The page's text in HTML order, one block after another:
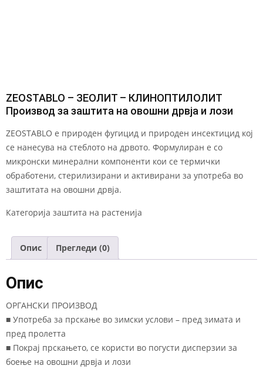
ZEOSTABLO – ЗЕОЛИТ – КЛИНОПТИЛОЛИТ
Производ за заштита на овошни дрвја и лози
ZEOSTABLO е природен фугицид и природен инсектицид кој
се нанесува на стеблото на дрвото. Формулиран е со
микронски минерални компоненти кои се термички
обработени, стерилизирани и активирани за употреба во
заштитата на овошни дрвја.
Категорија заштита на растенија
Опис Прегледи (0)
Опис
ОРГАНСКИ ПРОИЗВОД
■ Употреба за прскање во зимски услови – пред зимата и
пред пролетта
■ Покрај прскањето, се користи во погусти дисперзии за
боење на овошни дрвја и лози